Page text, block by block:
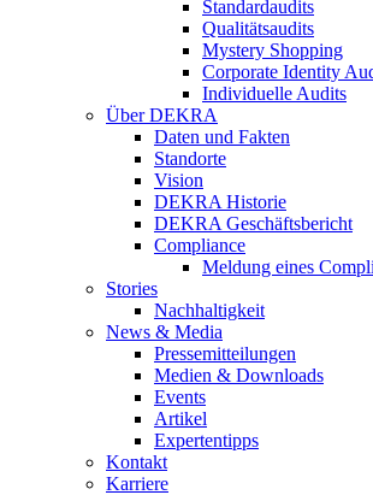
Standardaudits
Qualitätsaudits
Mystery Shopping
Corporate Identity
Individuelle Audits
Über DEKRA
Daten und Fakten
Standorte
Vision
DEKRA Historie
DEKRA Geschäftsbericht
Compliance
Meldung eines
Stories
Nachhaltigkeit
News & Media
Pressemitteilungen
Medien & Downloads
Events
Artikel
Expertentipps
Kontakt
Karriere